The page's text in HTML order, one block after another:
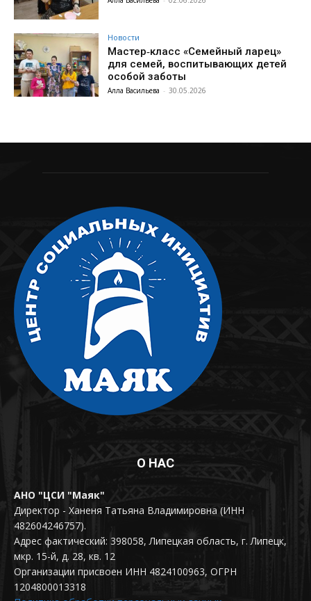
Новости
Мастер‑класс «Семейный ларец»
для семей, воспитывающих детей
особой заботы
Алла Васильева - 30.05.2026
О НАС
АНО "ЦСИ "Маяк"
Директор - Ханеня Татьяна Владимировна (ИНН
482604246757).
Адрес фактический: 398058, Липецкая область, г. Липецк,
мкр. 15-й, д. 28, кв. 12
Организации присвоен ИНН 4824100963, ОГРН
1204800013318